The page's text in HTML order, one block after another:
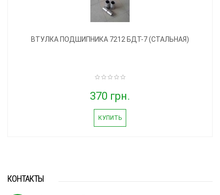
ВТУЛКА ПОДШИПНИКА 7212 БДТ-7 (СТАЛЬНАЯ)
370 грн.
КУПИТЬ
КОНТАКТЫ